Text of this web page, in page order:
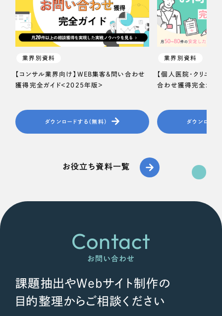
業界別資料
【コンサル業界向け】WEB集客＆問い合わせ
獲得完全ガイド＜2025年版＞
ダウンロードする（無料）
業界別資料
【個人医院・クリニッ
合わせ獲得完全ガイ
ダウンロード
お役立ち資料一覧
Contact
お問い合わせ
課題抽出やWebサイト制作の
目的整理からご相談ください